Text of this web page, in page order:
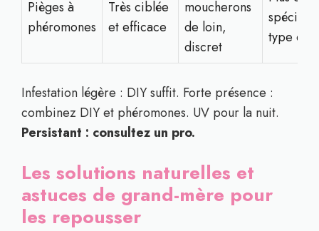
Pièges à
phéromones
Très ciblée
et efficace
moucherons
de loin,
discret
type
Infestation légère : DIY suffit. Forte présence :
combinez DIY et phéromones. UV pour la nuit.
Persistant : consultez un pro.
Les solutions naturelles et
astuces de grand-mère pour
les repousser